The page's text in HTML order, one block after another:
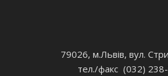
79026, м.Львів, вул.
тел./факс (032)